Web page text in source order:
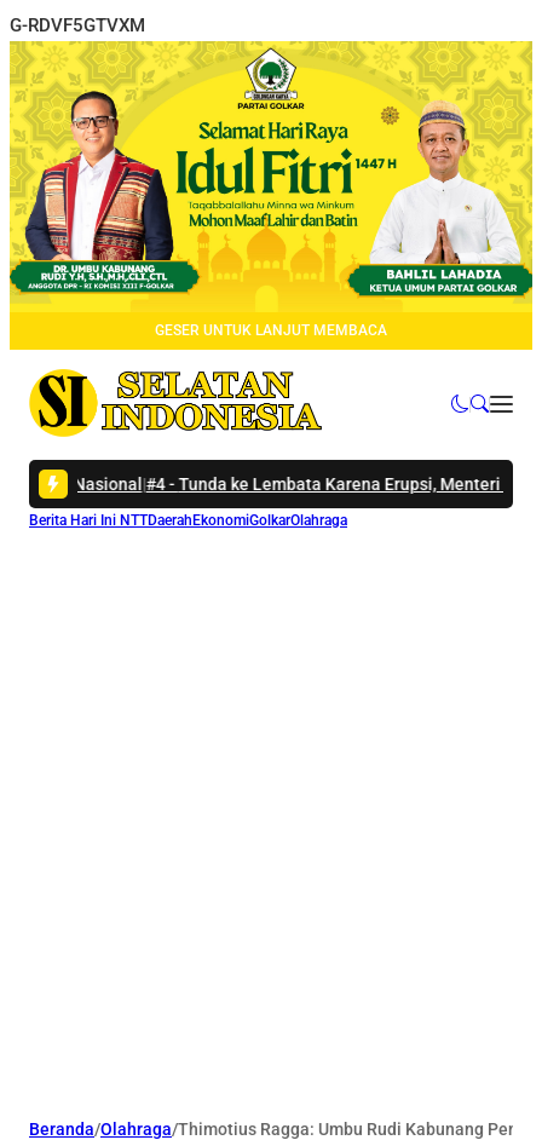
G-RDVF5GTVXM
GESER UNTUK LANJUT MEMBACA
#4 -Tunda ke Lembata Karena Erupsi, Menteri Wihaji Sampaikan
Berita Hari Ini NTTDaerah EkonomiGolkarOlahraga
Beranda/Olahraga/Thimotius Ragga: Umbu Rudi Kabunang